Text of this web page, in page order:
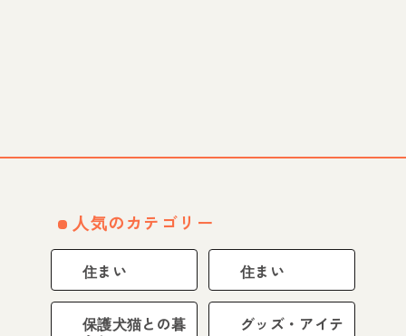
人気のカテゴリー
住まい 住まい
保護犬猫との暮 グッズ・アイテ